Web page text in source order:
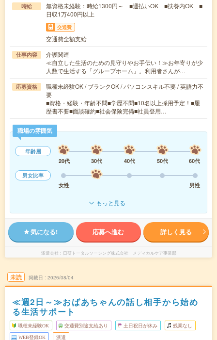
時給
無資格未経験：時給1300円～ ■週払いOK ■扶養内OK ■
日収1万400円以上
交通費
交通費全額支給
仕事内容
介護関連
≪自立した生活のための見守りやお手伝い！≫お年寄りが少
人数で生活する「グループホーム」。利用者さんが…
応募資格
職種未経験OK / ブランクOK / パソコンスキル不要 / 英語力不
要
■資格・経験・年齢不問■学歴不問■10名以上採用予定！■履
歴書不要■面談確約■社会保険完備■社員登用…
職場の雰囲気
年齢層
20代
30代 40代 50代
60代
男女比率
女性
男性
もっと見る
気になる! 応募へ進む 詳しく見る
派遣会社 日研トータルソーシング株式会社 メディカルケア事業部
未読 掲載日 2026/08/04
≪週2日～≫おばあちゃんの話し相手から始め
る生活サポート
職種未経験OK 交通費別途支給あり 土日祝日が休み 残業なし
WEB登録OK 派遣